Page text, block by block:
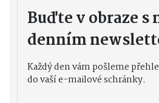
Buďte v obraze s
denním
Každý den vám pošleme
do vaší e-mailové schránky.